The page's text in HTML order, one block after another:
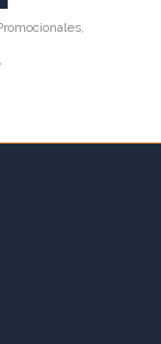
,